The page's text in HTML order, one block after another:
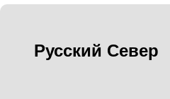
Русский Север